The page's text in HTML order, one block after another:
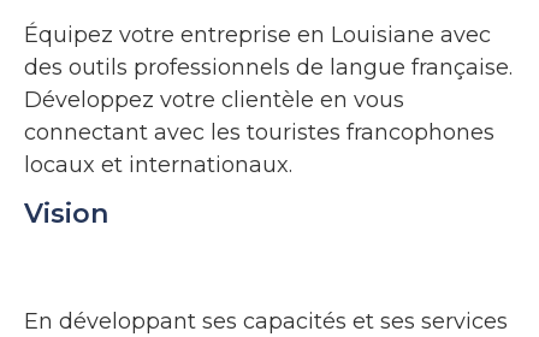
Équipez votre entreprise en Louisiane avec
des outils professionnels de langue française.
Développez votre clientèle en vous
connectant avec les touristes francophones
locaux et internationaux.
Vision
En développant ses capacités et ses services